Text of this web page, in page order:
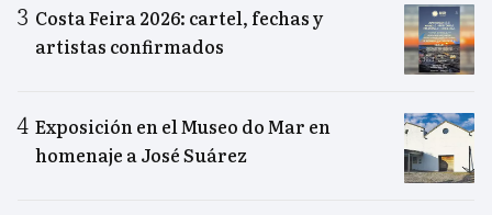
Costa Feira 2026: cartel, fechas y
artistas confirmados
Exposición en el Museo do Mar en
homenaje a José Suárez